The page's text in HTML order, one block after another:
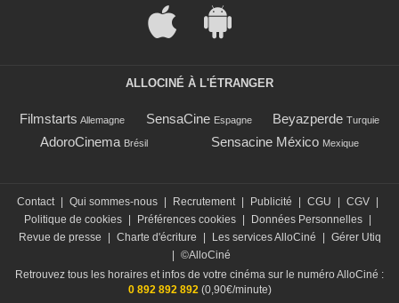
ALLOCINÉ À L'ÉTRANGER
Filmstarts Allemagne SensaCine Espagne Beyazperde Turquie
AdoroCinema Brésil Sensacine México Mexique
Contact Qui sommes-nous Recrutement Publicité CGU CGV
Politique de cookies
Préférences cookies Données Personnelles
Revue de presse
Charte d'écriture Les services AlloCiné
Gérer Utiq
©AlloCiné
Retrouvez tous les horaires et infos de votre cinéma sur le numéro AlloCiné :
0 892 892 892(0,90€/minute)